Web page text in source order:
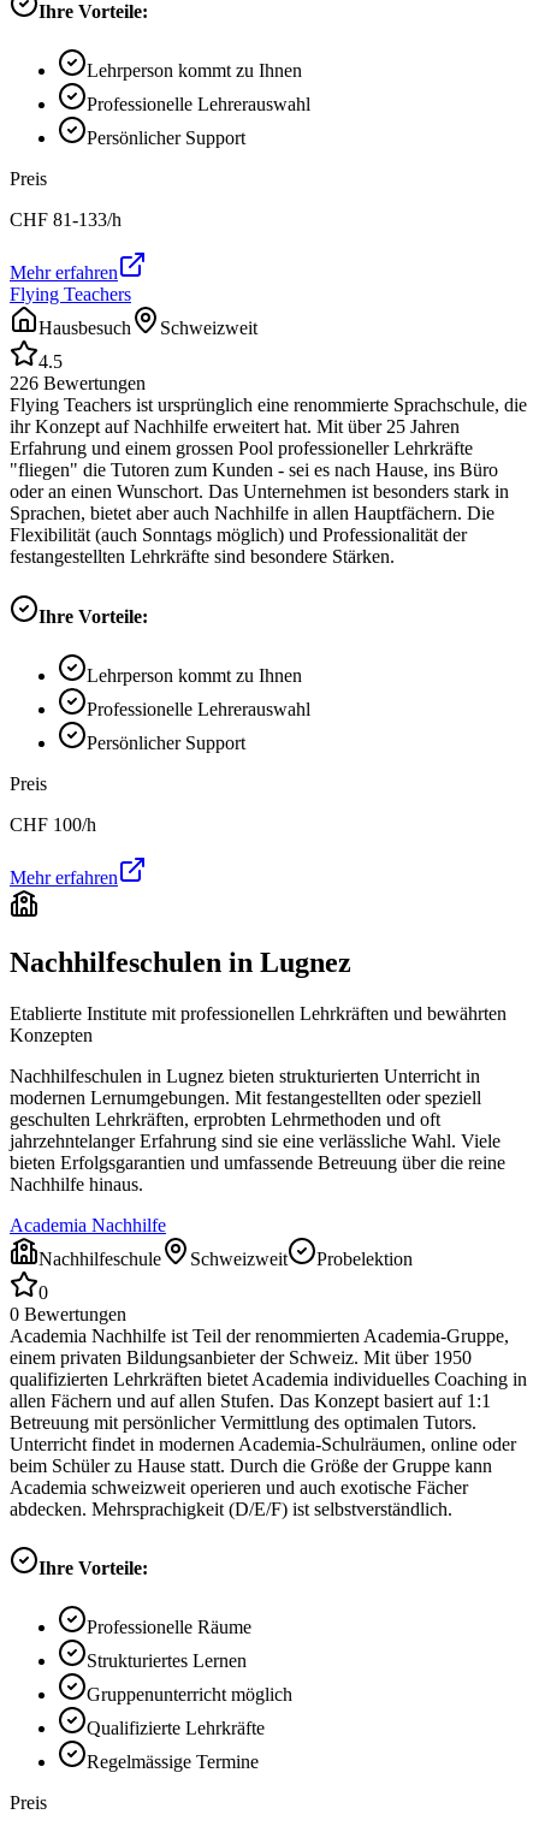
Ihre Vorteile:
Lehrperson kommt zu Ihnen
Professionelle Lehrerauswahl
Persönlicher Support
Preis
CHF 81-133/h
Mehr erfahren
Flying Teachers
Hausbesuch
Schweizweit
4.5
226 Bewertungen
Flying Teachers ist ursprünglich eine renommierte Sprachschule, die
ihr Konzept auf Nachhilfe erweitert hat. Mit über 25 Jahren
Erfahrung und einem grossen Pool professioneller Lehrkräfte
"fliegen" die Tutoren zum Kunden - sei es nach Hause, ins Büro
oder an einen Wunschort. Das Unternehmen ist besonders stark in
Sprachen, bietet aber auch Nachhilfe in allen Hauptfächern. Die
Flexibilität (auch Sonntags möglich) und Professionalität der
festangestellten Lehrkräfte sind besondere Stärken.
Ihre Vorteile:
Lehrperson kommt zu Ihnen
Professionelle Lehrerauswahl
Persönlicher Support
Preis
CHF 100/h
Mehr erfahren
Nachhilfeschulen in Lugnez
Etablierte Institute mit professionellen Lehrkräften und bewährten
Konzepten
Nachhilfeschulen in Lugnez bieten strukturierten Unterricht in
modernen Lernumgebungen. Mit festangestellten oder speziell
geschulten Lehrkräften, erprobten Lehrmethoden und oft
jahrzehntelanger Erfahrung sind sie eine verlässliche Wahl. Viele
bieten Erfolgsgarantien und umfassende Betreuung über die reine
Nachhilfe hinaus.
Academia Nachhilfe
Nachhilfeschule
Schweizweit
Probelektion
0
0 Bewertungen
Academia Nachhilfe ist Teil der renommierten Academia-Gruppe,
einem privaten Bildungsanbieter der Schweiz. Mit über 1950
qualifizierten Lehrkräften bietet Academia individuelles Coaching in
allen Fächern und auf allen Stufen. Das Konzept basiert auf 1:1
Betreuung mit persönlicher Vermittlung des optimalen Tutors.
Unterricht findet in modernen Academia-Schulräumen, online oder
beim Schüler zu Hause statt. Durch die Größe der Gruppe kann
Academia schweizweit operieren und auch exotische Fächer
abdecken. Mehrsprachigkeit (D/E/F) ist selbstverständlich.
Ihre Vorteile:
Professionelle Räume
Strukturiertes Lernen
Gruppenunterricht möglich
Qualifizierte Lehrkräfte
Regelmässige Termine
Preis